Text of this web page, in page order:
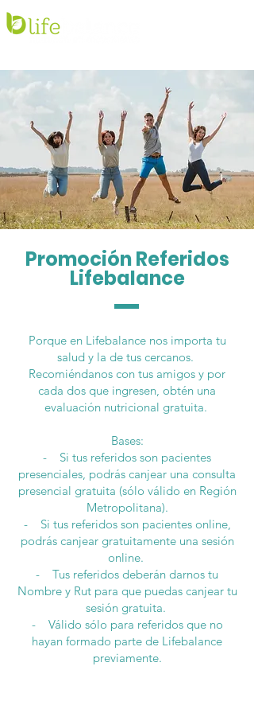
Promoción Referidos
Lifebalance
Porque en Lifebalance nos importa tu
salud y la de tus cercanos.
Recomiéndanos con tus amigos y por
cada dos que ingresen, obtén una
evaluación nutricional gratuita.
Bases:
- Si tus referidos son pacientes
presenciales, podrás canjear una consulta
presencial gratuita (sólo válido en Región
Metropolitana).
- Si tus referidos son pacientes online,
podrás canjear gratuitamente una sesión
online.
- Tus referidos deberán darnos tu
Nombre y Rut para que puedas canjear tu
sesión gratuita.
- Válido sólo para referidos que no
hayan formado parte de Lifebalance
previamente.